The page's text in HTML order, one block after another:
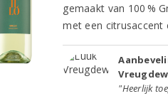
gemaakt van 100 %
met een citrusaccent
"Heerlijk